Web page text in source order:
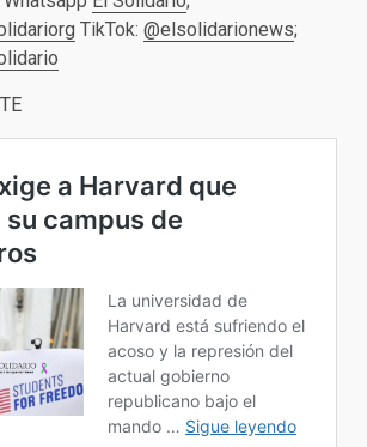
TikTok: @elsolidarionews;